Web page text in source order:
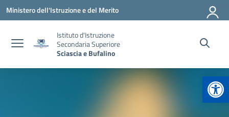
Vai ai contenuti
Vai al menu di navigazione
Vai al footer
Ministero dell'Istruzione e del Merito
Istituto d'Istruzione
Secondaria Superiore
Sciascia e Bufalino